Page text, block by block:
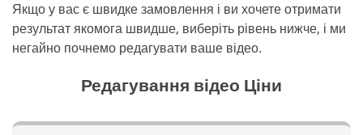
Якщо у вас є швидке замовлення і ви хочете отримати
результат якомога швидше, виберіть рівень нижче, і ми
негайно почнемо редагувати ваше відео.
Редагування відео Ціни